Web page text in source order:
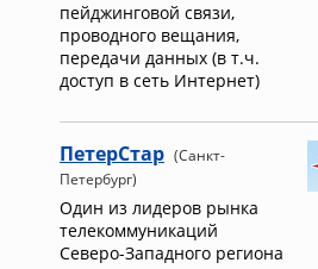
пейджинговой связи,
проводного вещания,
передачи данных (в т.ч.
доступ в сеть Интернет)
ПетерСтар (Санкт-
Петербург)
Один из лидеров рынка
телекоммуникаций
Северо-Западного региона